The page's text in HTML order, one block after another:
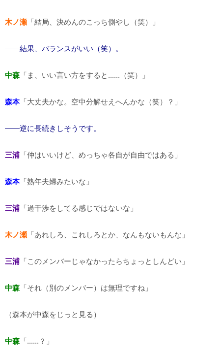
木ノ瀬 「結局、決めんのこっち側やし（笑）」
――結果、バランスがいい（笑）。
中森 「ま、いい言い方をすると......（笑）」
森本「大丈夫かな。空中分解せえへんかな（笑）？」
――逆に長続きしそうです。
三浦 「仲はいいけど、めっちゃ各自が自由ではある」
森本「熟年夫婦みたいな」
三浦 「過干渉をしてる感じではないな」
木ノ瀬 「あれしろ、これしろとか、なんもないもんな」
三浦 「このメンバーじゃなかったらちょっとしんどい」
中森 「それ（別のメンバー）は無理ですね」
（森本が中森をじっと見る）
中森 「......？」